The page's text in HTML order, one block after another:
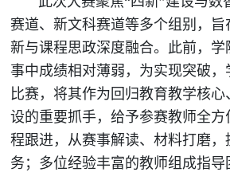
赛道、新文科赛道等多个组别，旨
新与课程思政深度融合。此前，
事中成绩相对薄弱，为实现突破
比赛，将其作为回归教育教学核
设的重要抓手，给予参赛教师全
程跟进，从赛事解读、材料打磨
务；多位经验丰富的教师组成指